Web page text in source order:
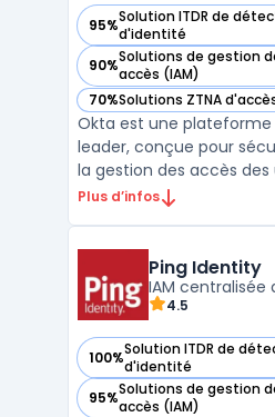
95%Solution ITDR de
d'identité
— voir Okta dans cette
90%Solutions de gestion
accès (IAM)
— voir Okta dans cette
70%Solutions ZTNA
— voir Okta dans cette
Okta est une
leader, conçue pour
la gestion des accès
les environnements
permet de gérer les
autorisation ...
Plus d’infos
Ping Identity
IAM centralisée
4.5
100%Solution ITDR de
d'identité
— voir Ping Identity dans
95%Solutions de gestion
accès (IAM)
— voir Ping Identity dans